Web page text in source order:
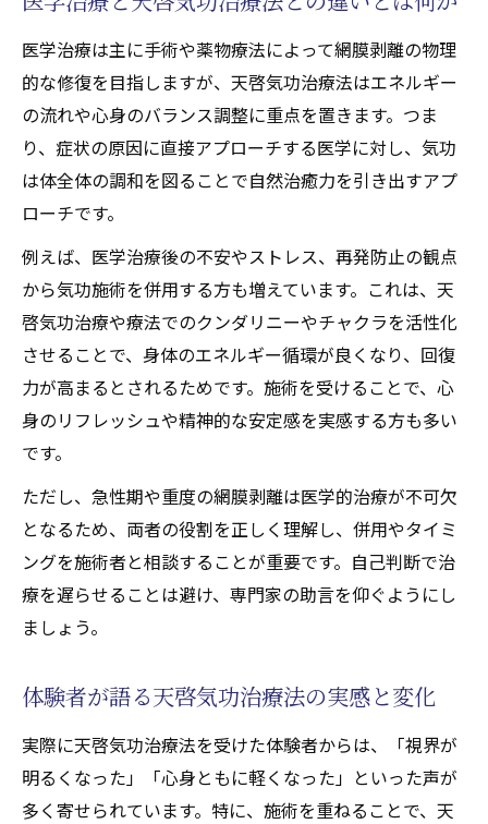
自己回復力を高める施術実践のポイント解説
天啓気功治療法で自己回復力を引き出すコ
ツ
施術を受ける前後で意識すべきポイントを
解説
ニーやチャクラの活用で得られる効果
実践を続けることで起こる心身の変化とは
日常生活に取り入れる天啓気功治療法のヒ
ント
医学治療は主に手術や薬物療法によって網膜剥離の物理
的な修復を目指しますが、天啓気功治療法はエネルギー
の流れや心身のバランス調整に重点を置きます。つま
り、症状の原因に直接アプローチする医学に対し、気功
は体全体の調和を図ることで自然治癒力を引き出すアプ
ローチです。
例えば、医学治療後の不安やストレス、再発防止の観点
から気功施術を併用する方も増えています。これは、天
啓気功治療や療法でのクンダリニーやチャクラを活性化
させることで、身体のエネルギー循環が良くなり、回復
力が高まるとされるためです。施術を受けることで、心
身のリフレッシュや精神的な安定感を実感する方も多い
です。
ただし、急性期や重度の網膜剥離は医学的治療が不可欠
となるため、両者の役割を正しく理解し、併用やタイミ
ングを施術者と相談することが重要です。自己判断で治
療を遅らせることは避け、専門家の助言を仰ぐようにし
ましょう。
体験者が語る天啓気功治療法の実感と変化
実際に天啓気功治療法を受けた体験者からは、「視界が
明るくなった」「心身ともに軽くなった」といった声が
多く寄せられています。特に、施術を重ねることで、天